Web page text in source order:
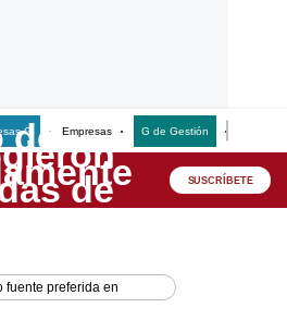
G Empresas G de Gestión
SUSCRÍBETE
fuente preferida en